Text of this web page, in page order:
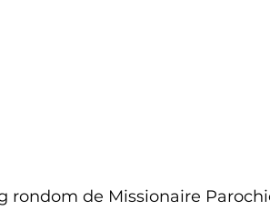
rondom de Missionaire